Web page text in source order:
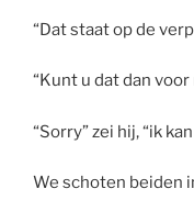
“Dat staat op de
“Kunt u dat dan
“Sorry” zei hij, “ik
We schoten beiden